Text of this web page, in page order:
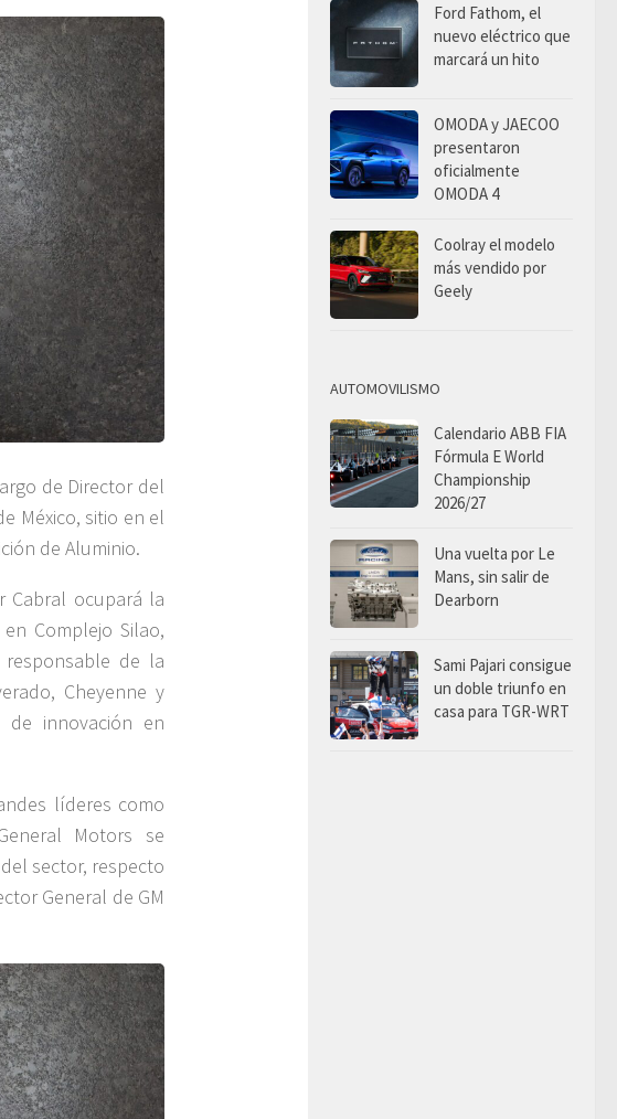
de Director del
México, sitio en el
de Aluminio.
Cabral ocupará la
Complejo Silao,
de la
Cheyenne y
de innovación en
líderes como
Motors se
sector, respecto
General de GM
Ford Fathom, el
nuevo eléctrico que
marcará un hito
OMODA y JAECOO
presentaron
oficialmente
OMODA 4
Coolray el modelo
más vendido por
Geely
AUTOMOVILISMO
Calendario ABB FIA
Fórmula E World
Championship
2026/27
Una vuelta por Le
Mans, sin salir de
Dearborn
Sami Pajari consigue
un doble triunfo en
casa para TGR-WRT